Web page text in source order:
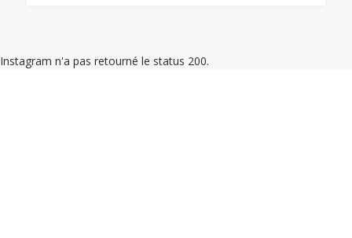
Instagram n'a pas retourné le status 200.